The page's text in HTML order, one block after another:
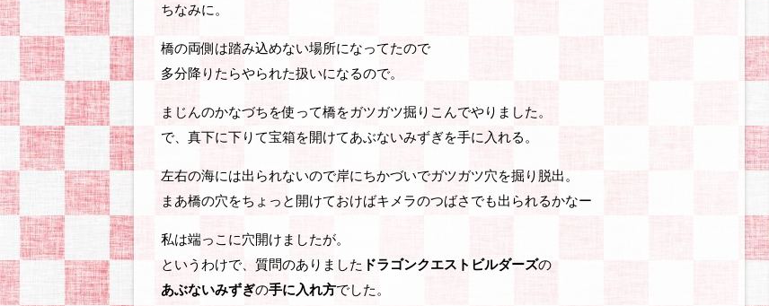
ちなみに。
橋の両側は踏み込めない場所になってたので
多分降りたらやられた扱いになるので。
まじんのかなづちを使って橋をガツガツ掘りこんでやりました。
で、真下に下りて宝箱を開けてあぶないみずぎを手に入れる。
左右の海には出られないので岸にちかづいでガツガツ穴を掘り脱出。
まあ橋の穴をちょっと開けておけばキメラのつばさでも出られるかなー
私は端っこに穴開けましたが。
というわけで、質問のありました ドラゴンクエストビルダーズの
あぶないみずぎの手に入れ方でした。